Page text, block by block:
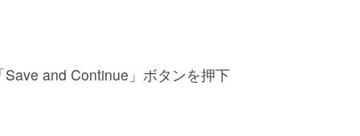
and Continue」ボタンを押下